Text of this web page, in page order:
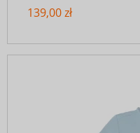
139,00 zł